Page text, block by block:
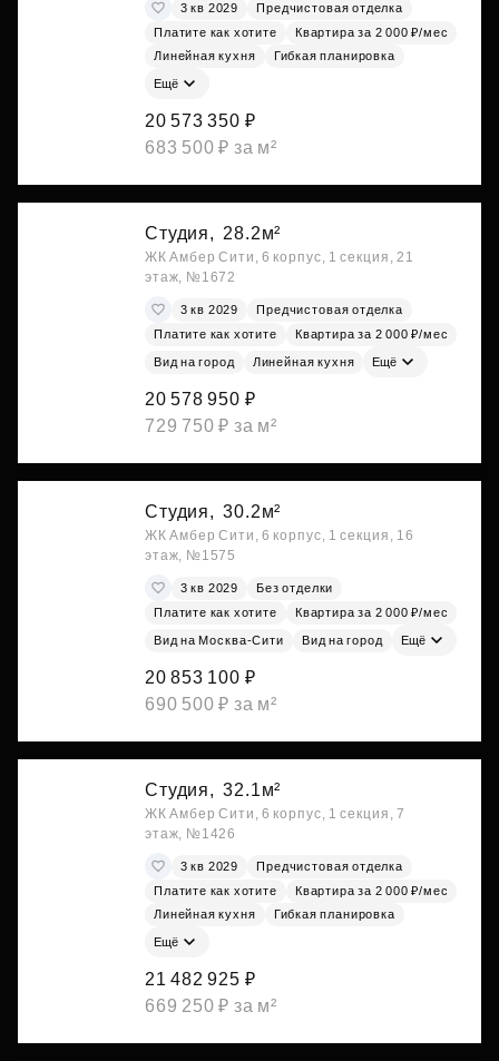
3 кв 2029
Предчистовая отделка
Платите как хотите
Квартира за 2 000 ₽/мес
Линейная кухня
Гибкая планировка
Ещё
20 573 350 ₽
683 500 ₽ за м²
Студия, 28.2м²
ЖК Амбер Сити, 6 корпус, 1 секция, 21
этаж, №1672
3 кв 2029
Предчистовая отделка
Платите как хотите
Квартира за 2 000 ₽/мес
Вид на город Линейная кухня Ещё
20 578 950 ₽
729 750 ₽ за м²
Студия, 30.2м²
ЖК Амбер Сити, 6 корпус, 1 секция, 16
этаж, №1575
3 кв 2029
Без отделки
Платите как хотите
Квартира за 2 000 ₽/мес
Вид на Москва-Сити Вид на город Ещё
20 853 100 ₽
690 500 ₽ за м²
Студия, 32.1м²
ЖК Амбер Сити, 6 корпус, 1 секция, 7
этаж, №1426
3 кв 2029
Предчистовая отделка
Платите как хотите
Квартира за 2 000 ₽/мес
Линейная кухня
Гибкая планировка
Ещё
21 482 925 ₽
669 250 ₽ за м²